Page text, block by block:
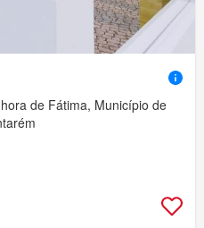
de Fátima, Município de